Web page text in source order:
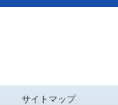
サイトマップ